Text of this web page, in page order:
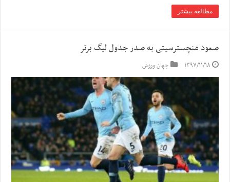
مطالعه بیشتر
صعود منچسترسیتی به صدر جدول لیگ برتر
۱۳۹۷/۱۱/۱۸ جهان ورزش